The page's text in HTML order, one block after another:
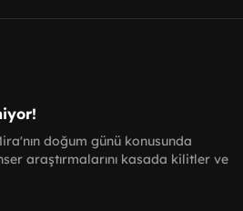
doğum günü konusunda
araştırmalarını kasada kilitler ve